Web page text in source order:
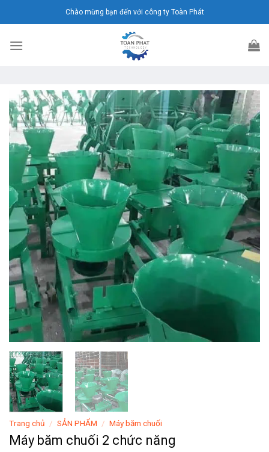
đến
dung
Chào mừng bạn đến với công ty Toàn Phát
Trang chủ / SẢN PHẨM / Máy băm chuối
Máy băm chuối 2 chức năng